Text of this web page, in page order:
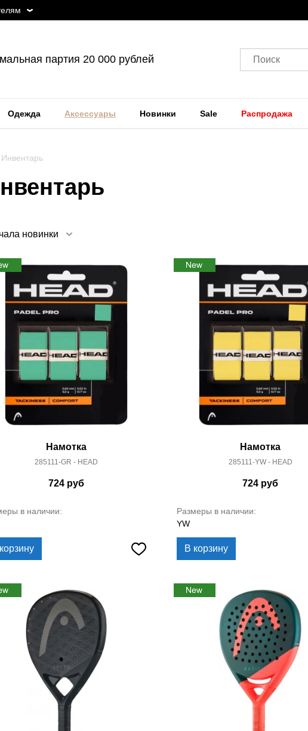
партия 20 000 рублей Поиск
Одежда Аксессуары Новинки Sale Распродажа
Инвентарь
новинки
Намотка
285111-GR - HEAD
724 руб
в наличии:
Намотка
285111-YW - HEAD
724 руб
Размеры в наличии:
YW
В корзину